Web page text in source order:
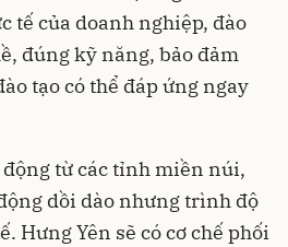
tế của doanh nghiệp, đào
đúng kỹ năng, bảo đảm
tạo có thể đáp ứng ngay
từ các tỉnh miền núi,
dồi dào nhưng trình độ
Hưng Yên sẽ có cơ chế phối